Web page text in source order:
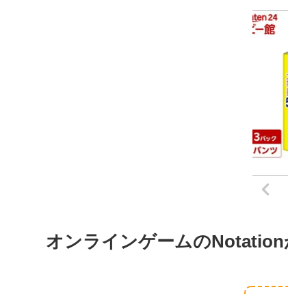
オンラインゲームのNotation